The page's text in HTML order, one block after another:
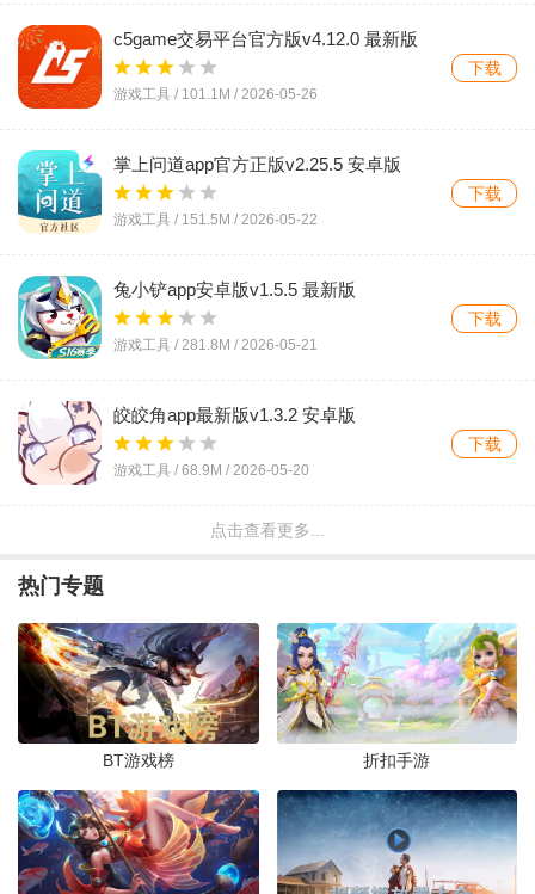
c5game交易平台官方版v4.12.0 最新版
游戏工具 / 101.1M / 2026-05-26
下载
掌上问道app官方正版v2.25.5 安卓版
游戏工具 / 151.5M / 2026-05-22
下载
兔小铲app安卓版v1.5.5 最新版
游戏工具 / 281.8M / 2026-05-21
下载
皎皎角app最新版v1.3.2 安卓版
游戏工具 / 68.9M / 2026-05-20
下载
塔吉多游戏社区app最新版v1.2.4 安卓版
csgo盒子app手机版v1.3 最新版
游戏工具 /28.5M/2026-05-19
下载
破壳萌计算器安卓版(改名破壳萌图
鉴)v3.6.2605181631 最新版
游戏工具 /127.8M/2026-05-19
下载
点击查看更多...
热门专题
BT游戏榜 折扣手游